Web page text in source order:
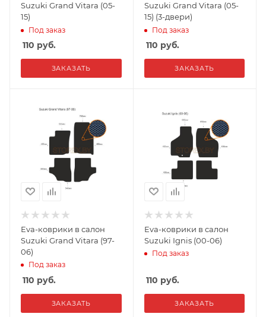
Suzuki Grand Vitara (05-
15)
Под заказ
110 руб.
ЗАКАЗАТЬ
Suzuki Grand Vitara (05-
15) (3-двери)
Под заказ
110 руб.
ЗАКАЗАТЬ
Eva-коврики в салон
Suzuki Grand Vitara (97-
06)
Под заказ
110 руб.
ЗАКАЗАТЬ
Eva-коврики в салон
Suzuki Ignis (00-06)
Под заказ
110 руб.
ЗАКАЗАТЬ